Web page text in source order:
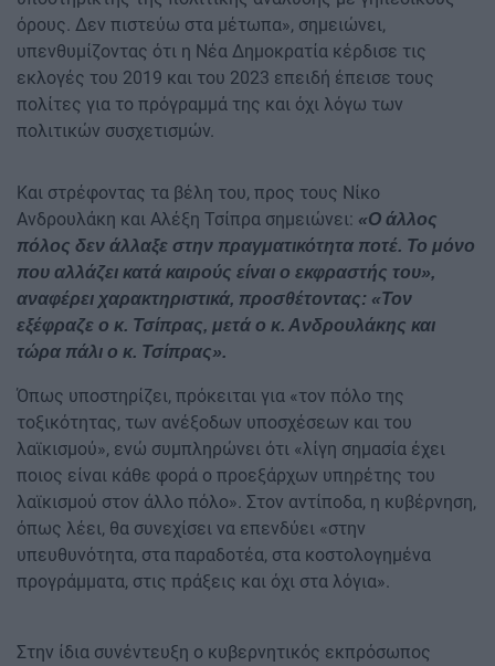
όρους. Δεν πιστεύω στα μέτωπα», σημειώνει,
υπενθυμίζοντας ότι η Νέα Δημοκρατία κέρδισε τις
εκλογές του 2019 και του 2023 επειδή έπεισε τους
πολίτες για το πρόγραμμά της και όχι λόγω των
πολιτικών συσχετισμών.
Kαι στρέφοντας τα βέλη του, προς τους Νίκο
Ανδρουλάκη και Αλέξη Τσίπρα σημειώνει: «Ο άλλος
πόλος δεν άλλαξε στην πραγματικότητα ποτέ. Το μόνο
που αλλάζει κατά καιρούς είναι ο εκφραστής του»,
αναφέρει χαρακτηριστικά, προσθέτοντας: «Τον
εξέφραζε ο κ. Τσίπρας, μετά ο κ. Ανδρουλάκης και
τώρα πάλι ο κ. Τσίπρας».
Όπως υποστηρίζει, πρόκειται για «τον πόλο της
τοξικότητας, των ανέξοδων υποσχέσεων και του
λαϊκισμού», ενώ συμπληρώνει ότι «λίγη σημασία έχει
ποιος είναι κάθε φορά ο προεξάρχων υπηρέτης του
λαϊκισμού στον άλλο πόλο». Στον αντίποδα, η κυβέρνηση,
όπως λέει, θα συνεχίσει να επενδύει «στην
υπευθυνότητα, στα παραδοτέα, στα κοστολογημένα
προγράμματα, στις πράξεις και όχι στα λόγια».
Στην ίδια συνέντευξη ο κυβερνητικός εκπρόσωπος